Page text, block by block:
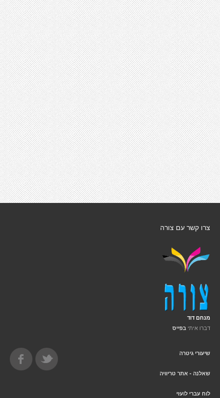
צרו קשר עם צורה
מנחם דוד
דברו איתי בפייס
שיעורי גיטרה
שאלנה - אתר טריוויה
לוח עברי לועזי